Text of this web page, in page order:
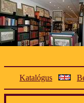
Katalógus